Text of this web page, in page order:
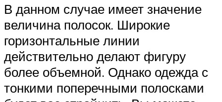
В данном случае имеет значение
величина полосок. Широкие
горизонтальные линии
действительно делают фигуру
более объемной. Однако одежда с
тонкими поперечными полосками